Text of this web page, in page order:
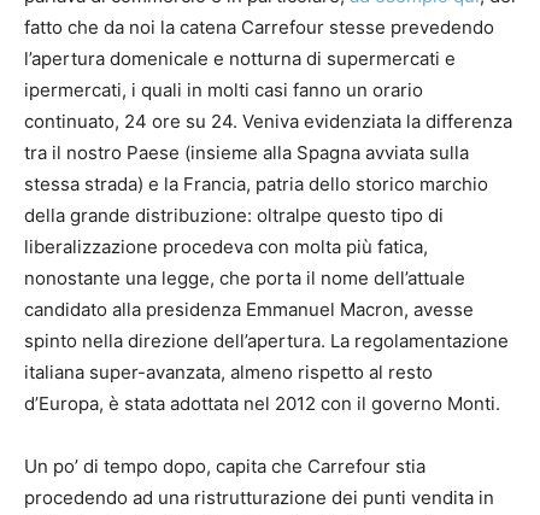
fatto che da noi la catena Carrefour stesse prevedendo
l’apertura domenicale e notturna di supermercati e
ipermercati, i quali in molti casi fanno un orario
continuato, 24 ore su 24. Veniva evidenziata la differenza
tra il nostro Paese (insieme alla Spagna avviata sulla
stessa strada) e la Francia, patria dello storico marchio
della grande distribuzione: oltralpe questo tipo di
liberalizzazione procedeva con molta più fatica,
nonostante una legge, che porta il nome dell’attuale
candidato alla presidenza Emmanuel Macron, avesse
spinto nella direzione dell’apertura. La regolamentazione
italiana super-avanzata, almeno rispetto al resto
d’Europa, è stata adottata nel 2012 con il governo Monti.
Un po’ di tempo dopo, capita che Carrefour stia
procedendo ad una ristrutturazione dei punti vendita in